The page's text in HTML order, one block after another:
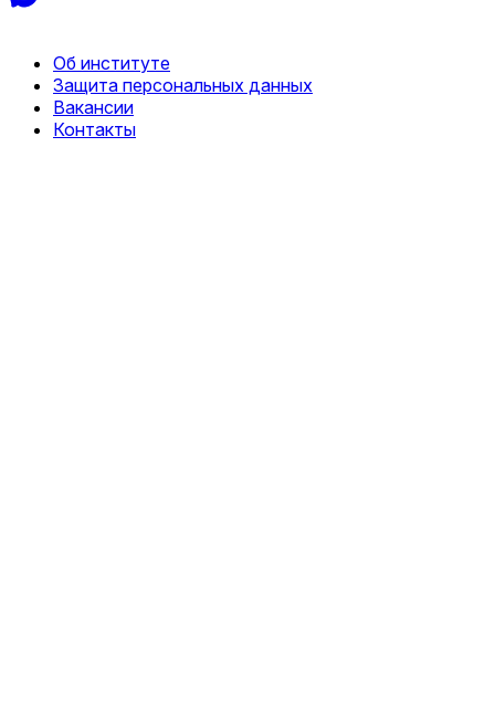
Об институте
Защита персональных данных
Вакансии
Контакты